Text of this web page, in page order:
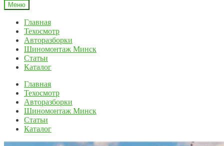
Меню
Главная
Техосмотр
Авторазборки
Шиномонтаж Минск
Статьи
Каталог
Главная
Техосмотр
Авторазборки
Шиномонтаж Минск
Статьи
Каталог